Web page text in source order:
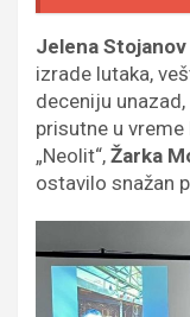
Jelena Stojanov
izrade lutaka,
deceniju
prisutne u
„Neolit“, Žarka
ostavilo snažan